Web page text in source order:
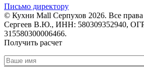
Письмо директору
© Кухни Mall Серпухов 2026. Все
Сергеев В.Ю., ИНН: 580309352940,
315580300006466.
Получить расчет